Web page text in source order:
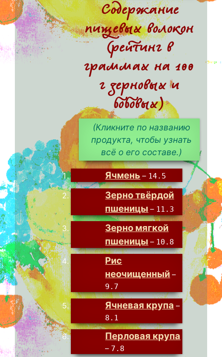
Содержание
пищевых волокон
(рейтинг в
граммах на 100
г зерновых и
бобовых)
(Кликните по названию
продукта, чтобы узнать
всё о его составе.)
Ячмень – 14.5
Зерно твёрдой
пшеницы – 11.3
Зерно мягкой
пшеницы – 10.8
Рис
неочищенный –
9.7
Ячневая крупа –
8.1
Перловая крупа
– 7.8